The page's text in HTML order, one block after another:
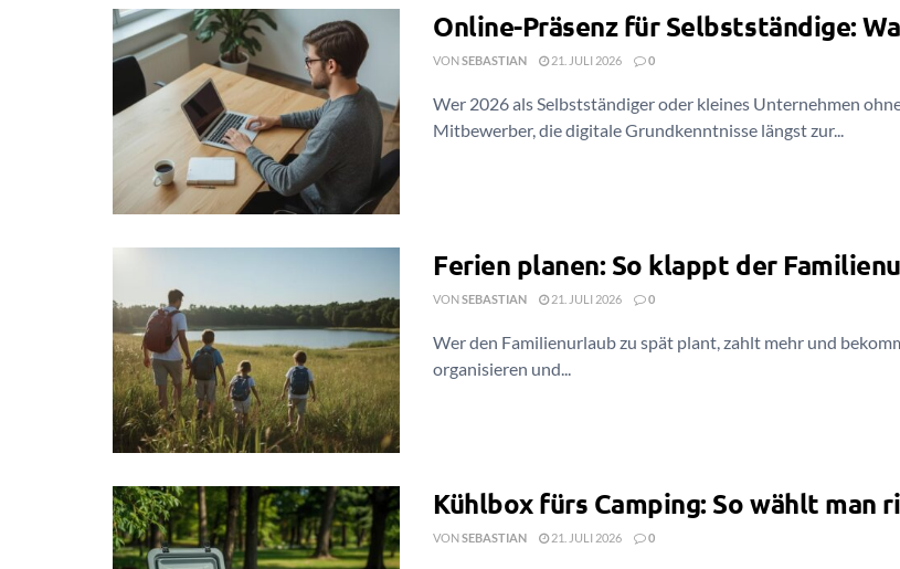
Online-Präsenz für Selbstständige:
VONSEBASTIAN 21. JULI 2026 0
Wer 2026 als Selbstständiger oder kleines Unternehmen
Mitbewerber, die digitale Grundkenntnisse längst zur...
Ferien planen: So klappt der
VONSEBASTIAN 21. JULI 2026 0
Wer den Familienurlaub zu spät plant, zahlt mehr und
organisieren und...
Kühlbox fürs Camping: So wählt man
VONSEBASTIAN 21. JULI 2026 0